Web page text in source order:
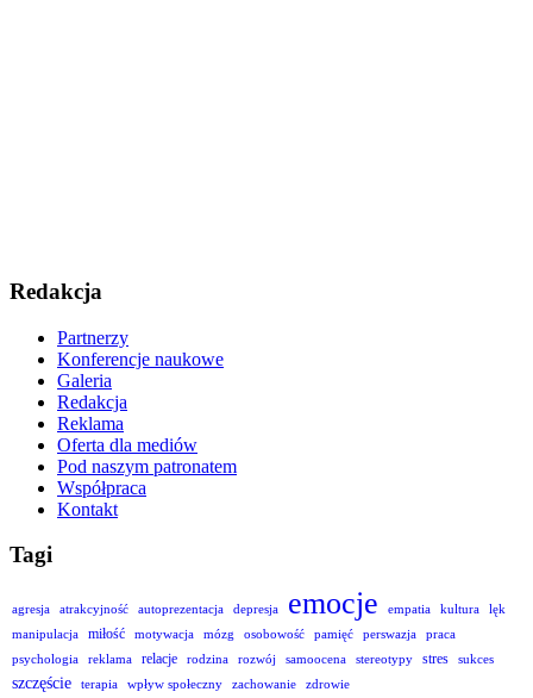
Redakcja
Partnerzy
Konferencje naukowe
Galeria
Redakcja
Reklama
Oferta dla mediów
Pod naszym patronatem
Współpraca
Kontakt
Tagi
agresja atrakcyjność autoprezentacja depresja emocje empatia kultura
lęk
manipulacja
miłość motywacja mózg osobowość pamięć perswazja
praca
psychologia
reklama relacje rodzina rozwój samoocena stereotypy stres sukces
szczęście terapia wpływ społeczny zachowanie zdrowie